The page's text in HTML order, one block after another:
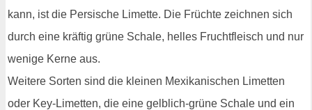
kann, ist die Persische Limette. Die Früchte zeichnen sich
durch eine kräftig grüne Schale, helles Fruchtfleisch und nur
wenige Kerne aus.
Weitere Sorten sind die kleinen Mexikanischen Limetten
oder Key-Limetten, die eine gelblich-grüne Schale und ein